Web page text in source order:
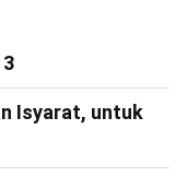
Isyarat, untuk